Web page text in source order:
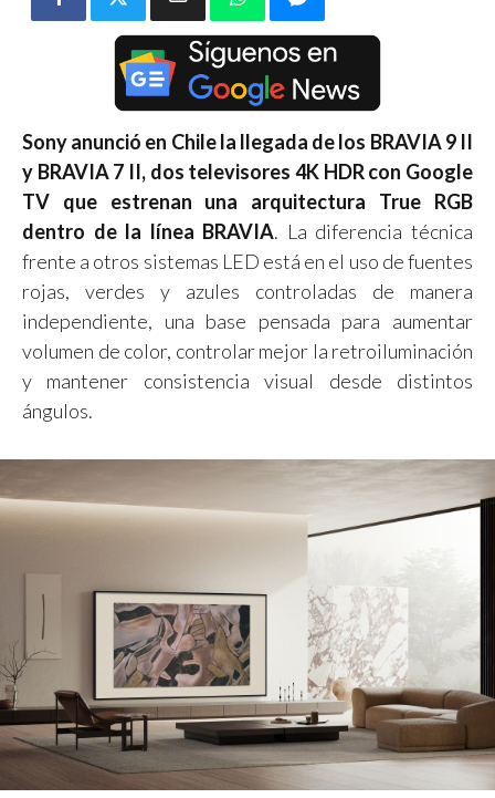
Sony anunció en Chile la llegada de los BRAVIA 9 II
y BRAVIA 7 II, dos televisores 4K HDR con Google
TV que estrenan una arquitectura True RGB
dentro de la línea BRAVIA. La diferencia técnica
frente a otros sistemas LED está en el uso de fuentes
rojas, verdes y azules controladas de manera
independiente, una base pensada para aumentar
volumen de color, controlar mejor la retroiluminación
y mantener consistencia visual desde distintos
ángulos.